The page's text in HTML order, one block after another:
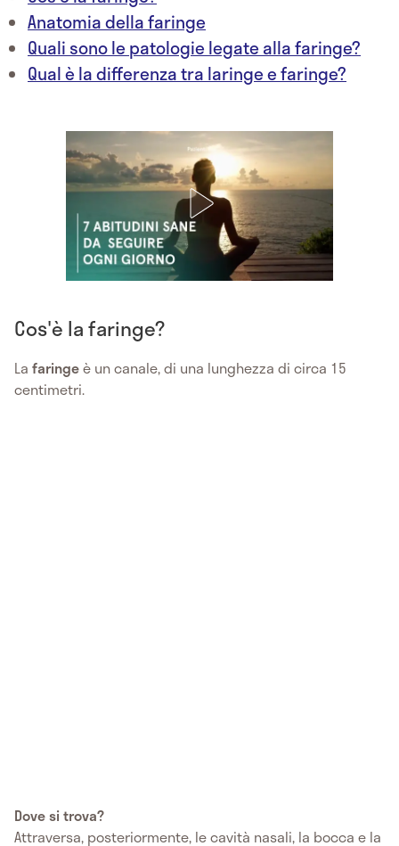
Anatomia della faringe
Quali sono le patologie legate alla faringe?
Qual è la differenza tra laringe e faringe?
Cos'è la faringe?
La faringeè un canale, di una lunghezza di circa 15
centimetri.
Dove si trova?
Attraversa, posteriormente, le cavità nasali, la bocca e la